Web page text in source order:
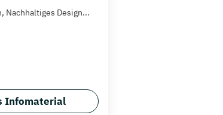
Nachhaltiges Design...
Infomaterial